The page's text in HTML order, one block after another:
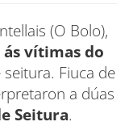
(O Bolo),
vítimas do
Fiuca de
a dúas
Seitura.